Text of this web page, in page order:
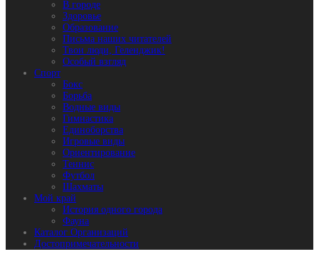
В городе
Здоровье
Образование
Письма наших читателей
Твои люди, Геленджик!
Особый взгляд
Спорт
Бокс
Борьба
Водные виды
Гимнастика
Единоборства
Игровые виды
Ориентирование
Теннис
Футбол
Шахматы
Мой край
История одного города
Фауна
Каталог Организаций
Достопримечательности